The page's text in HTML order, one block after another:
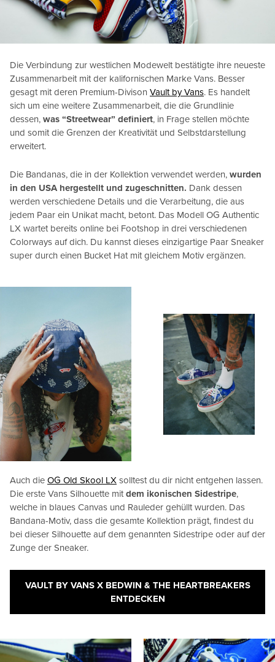
Die Verbindung zur westlichen Modewelt bestätigte ihre neueste
Zusammenarbeit mit der kalifornischen Marke Vans. Besser
gesagt mit deren Premium-Divison Vault by Vans. Es handelt
sich um eine weitere Zusammenarbeit, die die Grundlinie
dessen, was “Streetwear” definiert, in Frage stellen möchte
und somit die Grenzen der Kreativität und Selbstdarstellung
erweitert.
Die Bandanas, die in der Kollektion verwendet werden, wurden
in den USA hergestellt und zugeschnitten. Dank dessen
werden verschiedene Details und die Verarbeitung, die aus
jedem Paar ein Unikat macht, betont. Das Modell OG Authentic
LX wartet bereits online bei Footshop in drei verschiedenen
Colorways auf dich. Du kannst dieses einzigartige Paar Sneaker
super durch einen Bucket Hat mit gleichem Motiv ergänzen.
Auch die OG Old Skool LX solltest du dir nicht entgehen lassen.
Die erste Vans Silhouette mitdem ikonischen Sidestripe,
welche in blaues Canvas und Rauleder gehüllt wurden. Das
Bandana-Motiv, dass die gesamte Kollektion prägt, findest du
bei dieser Silhouette auf dem genannten Sidestripe oder auf der
Zunge der Sneaker.
VAULT BY VANS X BEDWIN & THE HEARTBREAKERS
ENTDECKEN